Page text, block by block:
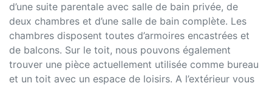
d’une suite parentale avec salle de bain privée, de
deux chambres et d’une salle de bain complète. Les
chambres disposent toutes d’armoires encastrées et
de balcons. Sur le toit, nous pouvons également
trouver une pièce actuellement utilisée comme bureau
et un toit avec un espace de loisirs. A l’extérieur vous